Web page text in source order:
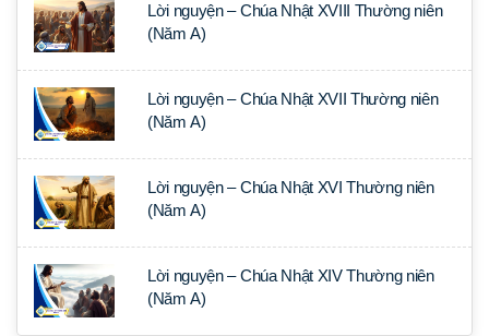
Lời nguyện – Chúa Nhật XVIII Thường niên
(Năm A)
Lời nguyện – Chúa Nhật XVII Thường niên
(Năm A)
Lời nguyện – Chúa Nhật XVI Thường niên
(Năm A)
Lời nguyện – Chúa Nhật XIV Thường niên
(Năm A)